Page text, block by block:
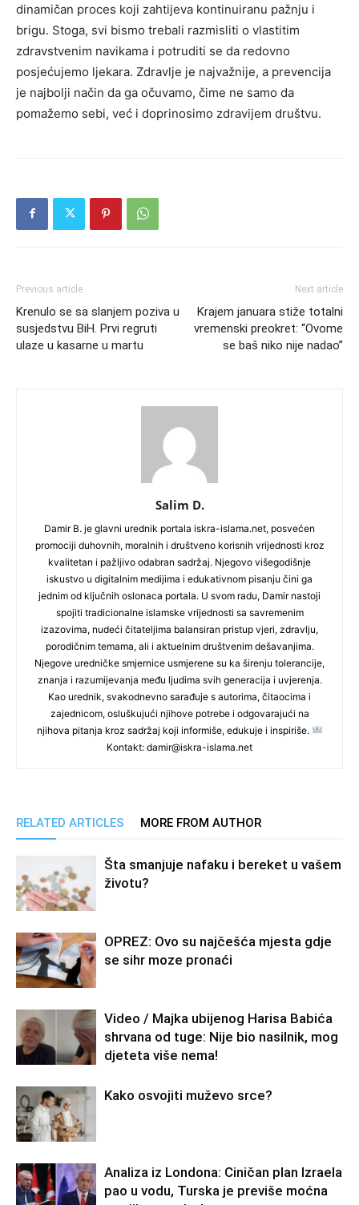
dinamičan proces koji zahtijeva kontinuiranu pažnju i
brigu. Stoga, svi bismo trebali razmisliti o vlastitim
zdravstvenim navikama i potruditi se da redovno
posjećujemo ljekara. Zdravlje je najvažnije, a prevencija
je najbolji način da ga očuvamo, čime ne samo da
pomažemo sebi, već i doprinosimo zdravijem društvu.
Previous article
Krenulo se sa slanjem poziva u
susjedstvu BiH. Prvi regruti
ulaze u kasarne u martu
Next article
Krajem januara stiže totalni
vremenski preokret: “Ovome
se baš niko nije nadao”
Salim D.
Damir B. je glavni urednik portala iskra-islama.net, posvećen
promociji duhovnih, moralnih i društveno korisnih vrijednosti kroz
kvalitetan i pažljivo odabran sadržaj. Njegovo višegodišnje
iskustvo u digitalnim medijima i edukativnom pisanju čini ga
jednim od ključnih oslonaca portala. U svom radu, Damir nastoji
spojiti tradicionalne islamske vrijednosti sa savremenim
izazovima, nudeći čitateljima balansiran pristup vjeri, zdravlju,
porodičnim temama, ali i aktuelnim društvenim dešavanjima.
Njegove uredničke smjernice usmjerene su ka širenju tolerancije,
znanja i razumijevanja među ljudima svih generacija i uvjerenja.
Kao urednik, svakodnevno sarađuje s autorima, čitaocima i
zajednicom, osluškujući njihove potrebe i odgovarajući na
njihova pitanja kroz sadržaj koji informiše, edukuje i inspiriše.
Kontakt: damir@iskra-islama.net
RELATED ARTICLES MORE FROM AUTHOR
Šta smanjuje nafaku i bereket u vašem
životu?
OPREZ: Ovo su najčešća mjesta gdje
se sihr moze pronaći
Video / Majka ubijenog Harisa Babića
shrvana od tuge: Nije bio nasilnik, mog
djeteta više nema!
Kako osvojiti muževo srce?
Analiza iz Londona: Ciničan plan Izraela
pao u vodu, Turska je previše moćna